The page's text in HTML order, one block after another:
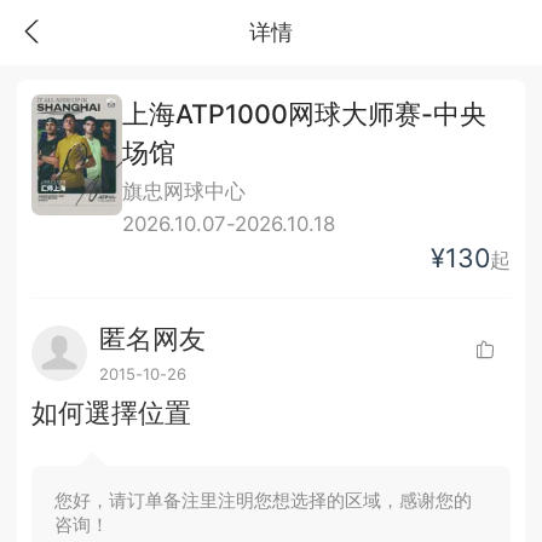
详情
上海ATP1000网球大师赛-中央
场馆
旗忠网球中心
2026.10.07-2026.10.18
¥130起
匿名网友
2015-10-26
如何選擇位置
您好，请订单备注里注明您想选择的区域，感谢您的
咨询！